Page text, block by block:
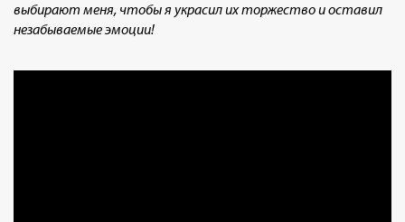
выбирают меня, чтобы я украсил их торжество и оставил
незабываемые эмоции!